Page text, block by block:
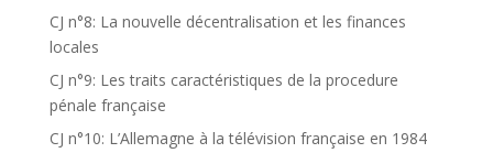
CJ n°8: La nouvelle décentralisation et les finances
locales
CJ n°9: Les traits caractéristiques de la procedure
pénale française
CJ n°10: L’Allemagne à la télévision française en 1984